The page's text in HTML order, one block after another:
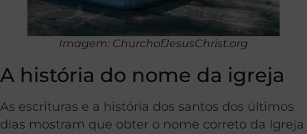
Imagem: ChurchofJesusChrist.org
A história do nome da igreja
As escrituras e a história dos santos dos últimos
dias mostram que obter o nome correto da Igreja